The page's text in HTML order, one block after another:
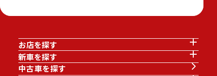
お店を探す
新車を探す
中古車を探す